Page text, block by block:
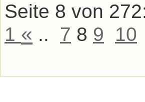
Seite 8 von
1 « .. 7 8 9 10